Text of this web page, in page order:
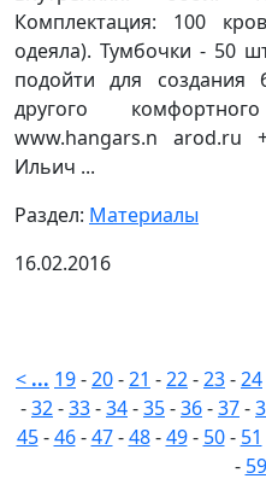
Комплектация: 100
одеяла). Тумбочки - 50
подойти для
другого
www.hangars.n arod.ru
Ильич ...
Раздел: Материалы
16.02.2016
< ... 19-20-21 -22-23-24
-32-33-34-35-36-37-
45-46-47-48-49- 50- 51
- 59